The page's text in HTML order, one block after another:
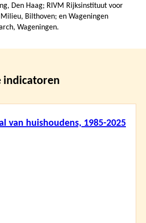
Den Haag; RIVM Rijksinstituut voor
Bilthoven; en Wageningen
Wageningen.
indicatoren
van huishoudens, 1985-2025